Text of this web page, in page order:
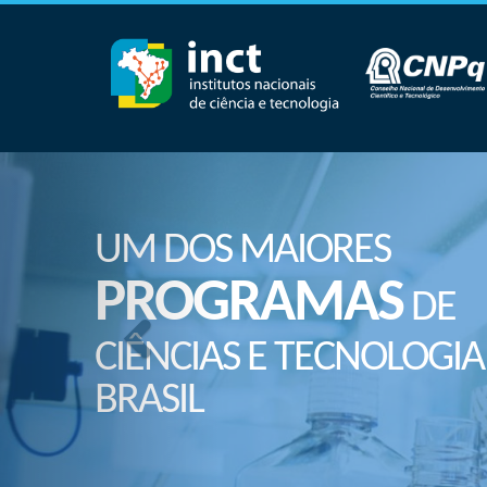
UM DOS MAIORES
PROGRAMASDE
CIÊNCIAS E
BRASIL